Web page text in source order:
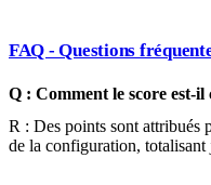
FAQ - Questions
Q : Comment le score est-il
R : Des points sont attribués
de la configuration, totalisant